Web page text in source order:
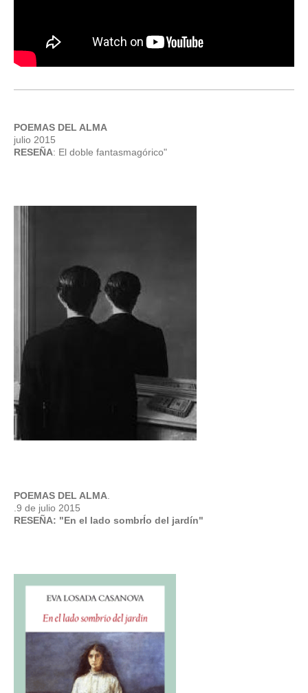
POEMAS DEL ALMA
julio 2015
RESEÑA: El doble fantasmagórico"
POEMAS DEL ALMA
9 de julio 2015
RESEÑA: "En el lado sombrÍo del jardín"